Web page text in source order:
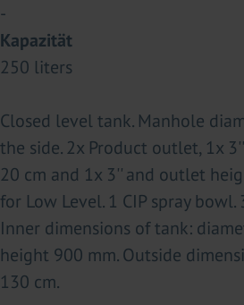
-
Kapazität
250 liters
Closed level tank. Manhole
the side. 2x Product outlet, 1x
20 cm and 1x 3'' and outlet
for Low Level. 1 CIP spray
Inner dimensions of tank:
height 900 mm. Outside
130 cm.